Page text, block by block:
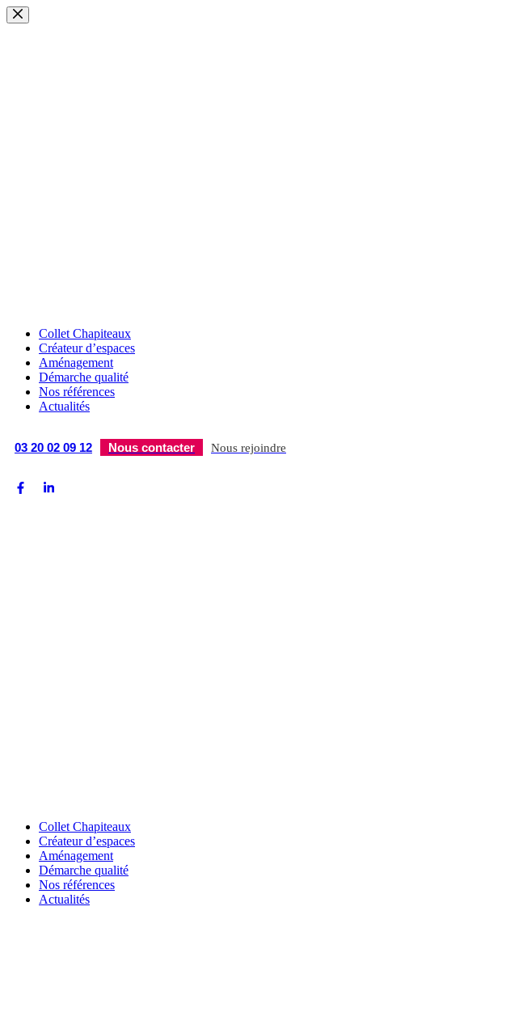
Passer
au
Collet Chapiteaux
Créateur d’espaces
Aménagement
Démarche qualité
Nos références
Actualités
03 20 02 09 12 Nous contacter Nous rejoindre
Collet Chapiteaux
Créateur d’espaces
Aménagement
Démarche qualité
Nos références
Actualités